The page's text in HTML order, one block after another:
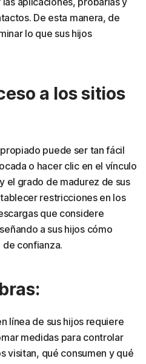
De esta manera, de
lo que sus hijos
a los sitios
puede ser tan fácil
o hacer clic en el vínculo
el grado de madurez de sus
restricciones en los
que considere
a sus hijos cómo
confianza.
línea de sus hijos requiere
medidas para controlar
visitan, qué consumen y qué